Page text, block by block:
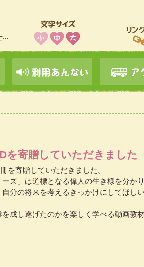
を寄贈していただきました
を寄贈していただきました。
ズ」は道標となる偉人の生き様を分か
分の将来を考えるきっかけにしてほし
成し遂げたのかを楽しく学べる動画教